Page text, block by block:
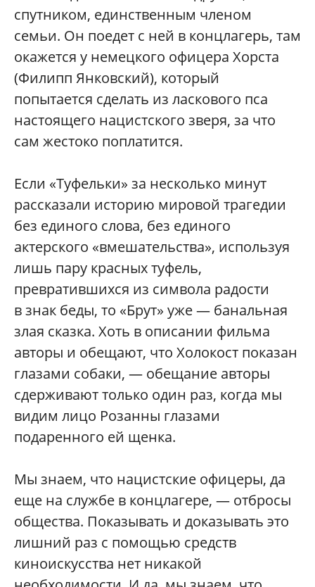
спутником, единственным членом
семьи. Он поедет с ней в концлагерь, там
окажется у немецкого офицера Хорста
(Филипп Янковский), который
попытается сделать из ласкового пса
настоящего нацистского зверя, за что
сам жестоко поплатится.
Если «Туфельки» за несколько минут
рассказали историю мировой трагедии
без единого слова, без единого
актерского «вмешательства», используя
лишь пару красных туфель,
превратившихся из символа радости
в знак беды, то «Брут» уже — банальная
злая сказка. Хоть в описании фильма
авторы и обещают, что Холокост показан
глазами собаки, — обещание авторы
сдерживают только один раз, когда мы
видим лицо Розанны глазами
подаренного ей щенка.
Мы знаем, что нацистские офицеры, да
еще на службе в концлагере, — отбросы
общества. Показывать и доказывать это
лишний раз с помощью средств
киноискусства нет никакой